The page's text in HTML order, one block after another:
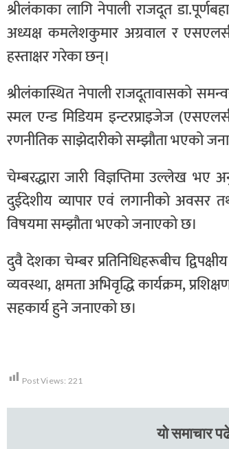
श्रीलंकाका लागि नेपाली राजदूत
अध्यक्ष कमलेशकुमार अग्रवाल र
हस्ताक्षर गरेका छन्।
श्रीलंकास्थित नेपाली राजदूतावासको
स्मल एन्ड मिडियम इन्टरप्राइजेज
रणनीतिक साझेदारीको सम्झौता भएको
चेम्बरद्धारा जारी विज्ञप्तिमा उल्लेख
दुईदेशीय व्यापार एवं लगानीको अवसर
विषयमा सम्झौता भएको जनाएको छ।
दुवै देशका चेम्बर प्रतिनिधिहरूबीच
व्यवस्था, क्षमता अभिवृद्धि कार्यक्रम,
सहकार्य हुने जनाएको छ।
Post Views: 221
यो समाचार